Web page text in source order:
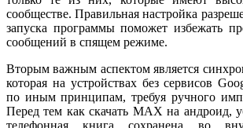
сообществе. Правильная настройка
запуска программы поможет избежать
сообщений в спящем режиме.
Вторым важным аспектом является
которая на устройствах без сервисов
по иным принципам, требуя ручного
Перед тем как скачать MAX на андроид,